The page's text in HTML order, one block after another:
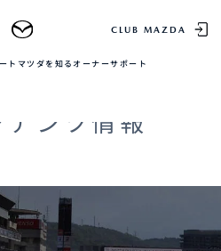
CLUB MAZDA
ト マツダを知る オーナーサポート
インンツ情報